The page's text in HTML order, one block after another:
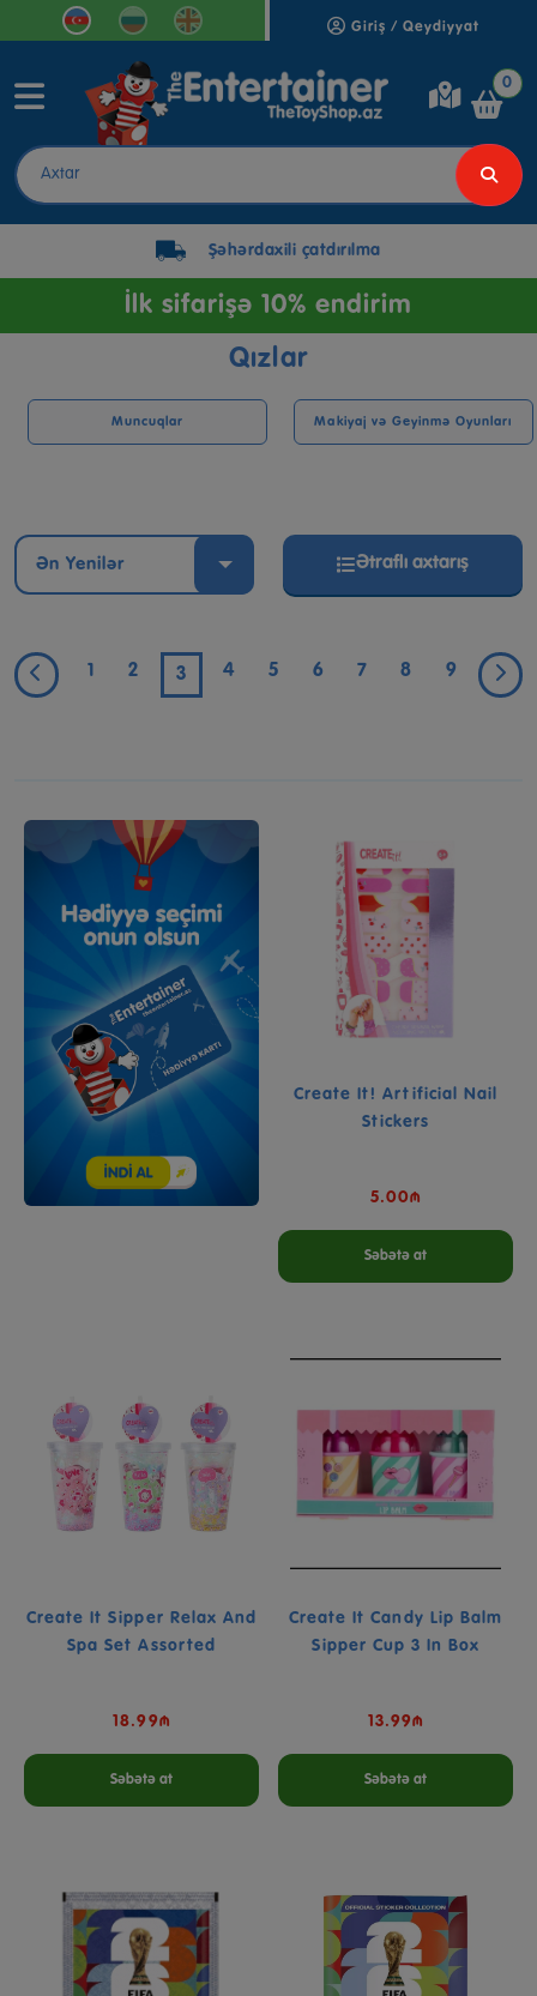
Giriş / Qeydiyyat
0
Şəhərdaxili çatdırılma
İlk sifarişə 10% endirim
Qızlar
Muncuqlar Makiyaj və Geyinmə Oyunları
Ən Yenilər Ətraflı axtarış
1 2 3 4 5 6 7 8 9
Create It! Artificial Nail
Stickers
5.00₼
Səbətə at
Create It Sipper Relax And
Spa Set Assorted
18.99₼
Səbətə at
Create It Candy Lip Balm
Sipper Cup 3 In Box
13.99₼
Səbətə at